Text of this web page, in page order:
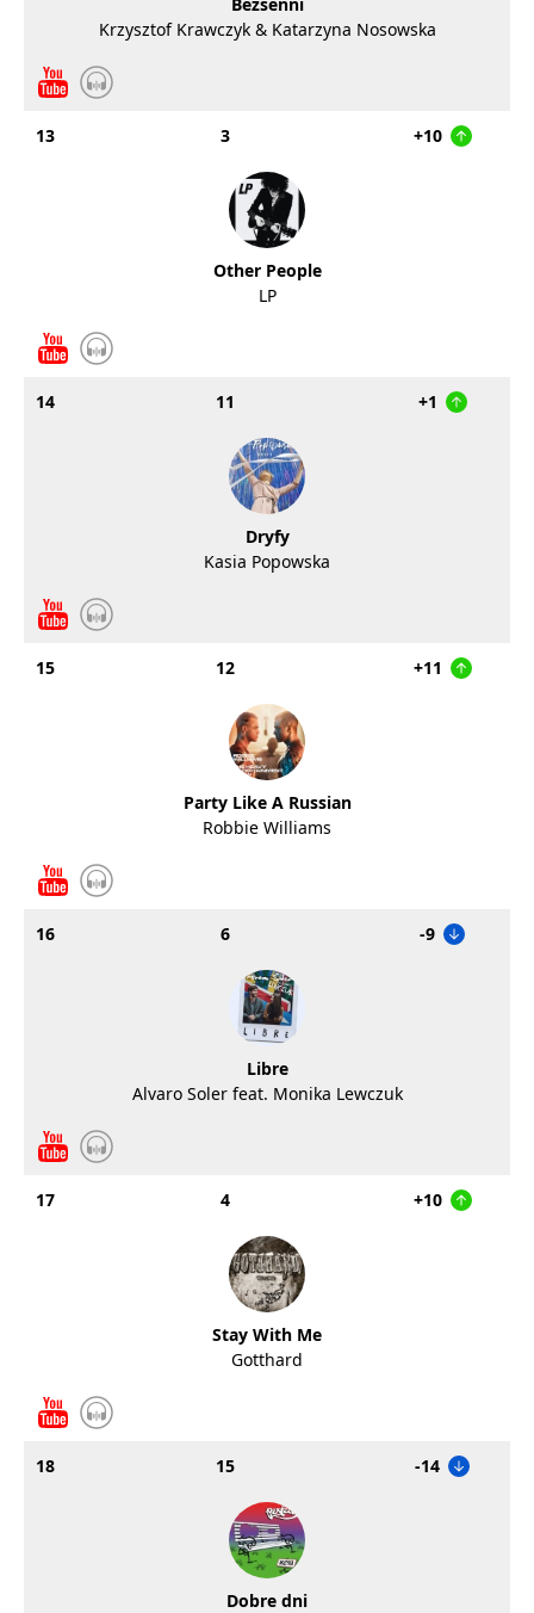
Krzysztof Krawczyk & Katarzyna Nosowska
13 3 +10
Other People
LP
14 11 +1
Dryfy
Kasia Popowska
15 12 +11
Party Like A Russian
Robbie Williams
16 6 -9
Libre
Alvaro Soler feat. Monika Lewczuk
17 4 +10
Stay With Me
Gotthard
18 15 -14
Dobre dni